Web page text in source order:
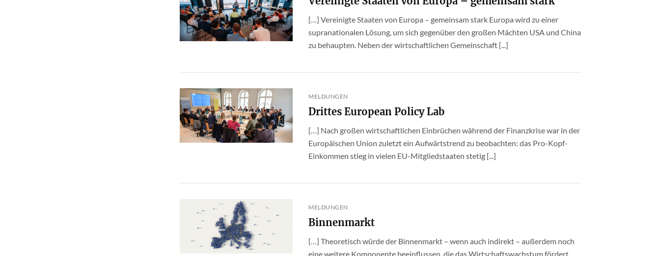
[…] Vereinigte Staaten von Europa – gemeinsam stark Europa wird zu einer
supranationalen Lösung, um sich gegenüber den großen Mächten USA und China
zu behaupten. Neben der wirtschaftlichen Gemeinschaft [...]
MELDUNGEN
Drittes European Policy Lab
[…] Nach großen wirtschaftlichen Einbrüchen während der Finanzkrise war in der
Europäischen Union zuletzt ein Aufwärtstrend zu beobachten: das Pro-Kopf-
Einkommen stieg in vielen EU-Mitgliedstaaten stetig [...]
MELDUNGEN
Binnenmarkt
[…] Theoretisch würde der Binnenmarkt – wenn auch indirekt – außerdem noch
eine weitere Komponente beeinflussen, die das Wirtschaftswachstum fördert,